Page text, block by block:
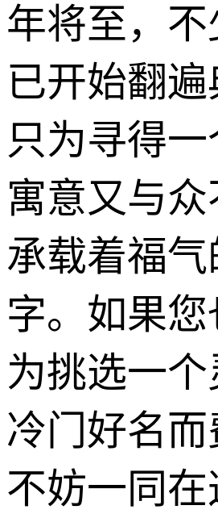
年将至，
已开始翻遍
只为寻得
寓意又与众
承载着福气
字。如果
为挑选一
冷门好名而
不妨一同